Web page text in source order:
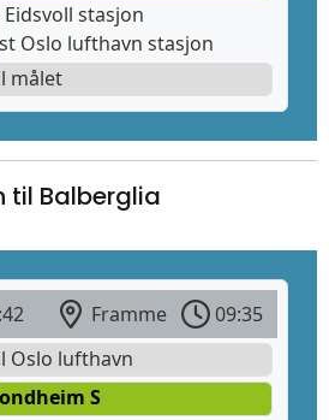
Eidsvoll stasjon
Oslo lufthavn stasjon
målet
til Balberglia
Framme
09:35
Oslo lufthavn
S